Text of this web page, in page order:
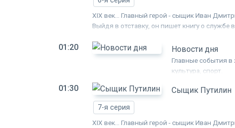
XIX век... Главный герой - сыщик Иван
Выйдя в отставку, он пишет книгу о
опасных поворотов, загадок, мистических
неожиданна.
01:20 Новости дня
Главные события в
культура, спорт.
01:30 Сыщик Путилин
7-я серия
XIX век... Главный герой - сыщик Иван